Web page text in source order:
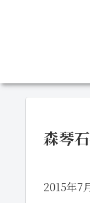
森琴
2015年